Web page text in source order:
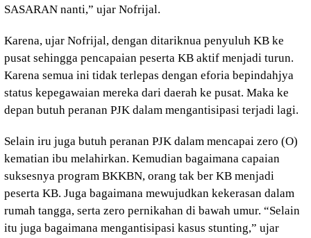
SASARAN nanti,” ujar Nofrijal.
Karena, ujar Nofrijal, dengan ditariknua penyuluh KB ke
pusat sehingga pencapaian peserta KB aktif menjadi turun.
Karena semua ini tidak terlepas dengan eforia bepindahjya
status kepegawaian mereka dari daerah ke pusat. Maka ke
depan butuh peranan PJK dalam mengantisipasi terjadi lagi.
Selain iru juga butuh peranan PJK dalam mencapai zero (O)
kematian ibu melahirkan. Kemudian bagaimana capaian
suksesnya program BKKBN, orang tak ber KB menjadi
peserta KB. Juga bagaimana mewujudkan kekerasan dalam
rumah tangga, serta zero pernikahan di bawah umur. “Selain
itu juga bagaimana mengantisipasi kasus stunting,” ujar